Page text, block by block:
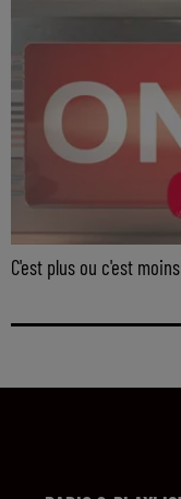
C'est plus ou c'est